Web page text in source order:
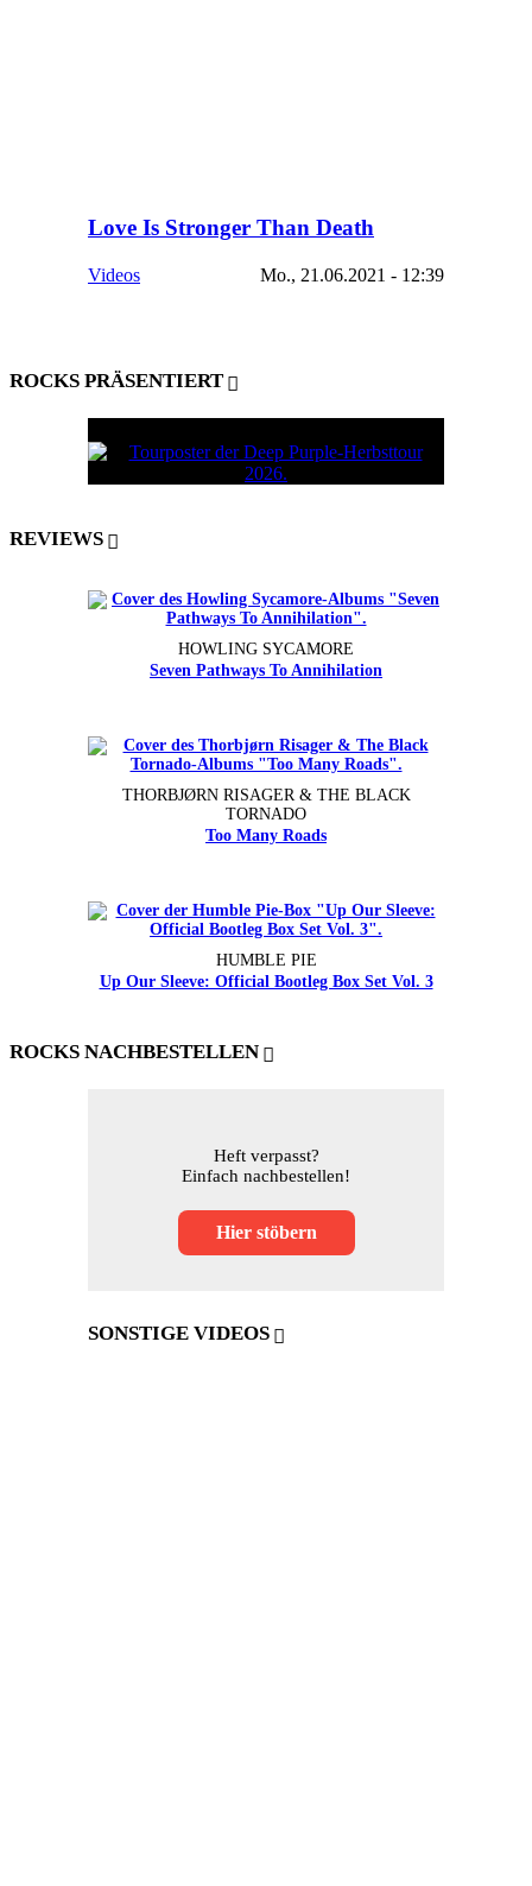
Love Is Stronger Than Death
Videos Mo., 21.06.2021 - 12:39
ROCKS PRÄSENTIERT
REVIEWS
HOWLING SYCAMORE
Seven Pathways To Annihilation
THORBJØRN RISAGER & THE BLACK
TORNADO
Too Many Roads
HUMBLE PIE
Up Our Sleeve: Official Bootleg Box Set Vol. 3
ROCKS NACHBESTELLEN
Heft verpasst?
Einfach nachbestellen!
Hier stöbern
SONSTIGE VIDEOS